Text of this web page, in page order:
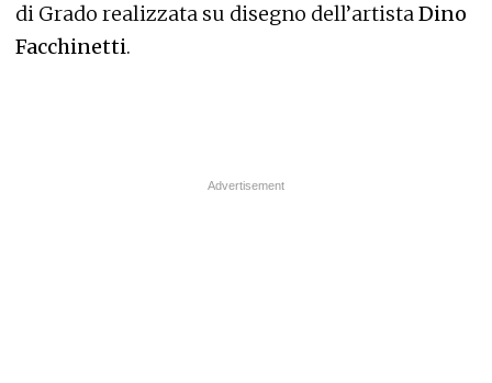
di Grado realizzata su disegno dell’artistaDino
Facchinetti.